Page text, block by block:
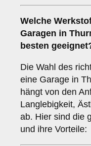
Welche
Garagen in
besten
Die Wahl des
eine Garage in
hängt von den
Langlebigkeit,
ab. Hier sind die
und ihre Vorteile: